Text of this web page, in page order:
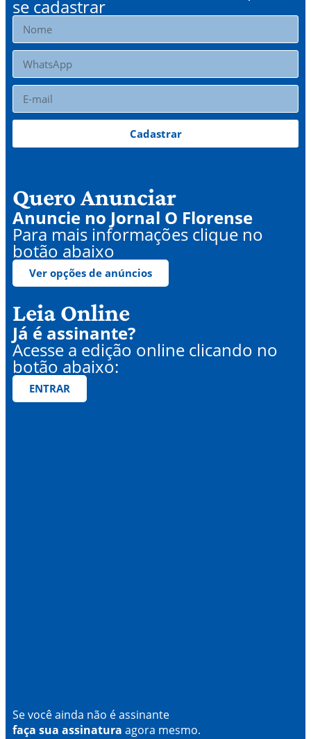
se cadastrar
Cadastrar
Quero Anunciar
Anuncie no Jornal O Florense
Para mais informações clique no
botão abaixo
Ver opções de anúncios
Leia Online
Já é assinante?
Acesse a edição online clicando no
botão abaixo:
ENTRAR
Se você ainda não é assinante
faça sua assinatura agora mesmo.